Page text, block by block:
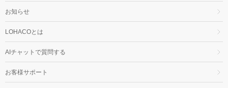
お知らせ
LOHACOとは
AIチャットで質問する
お客様サポート